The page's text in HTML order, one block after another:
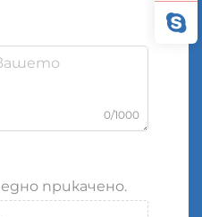
0/1000
прикачено.